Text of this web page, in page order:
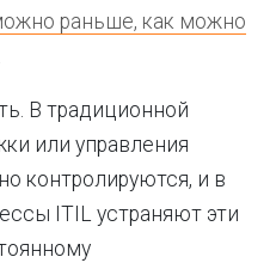
раньше, как можно
В традиционной
или управления
контролируются, и в
ITIL устраняют эти